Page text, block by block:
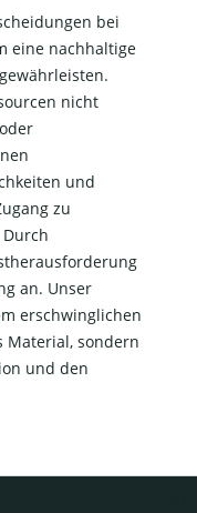
bei
eine nachhaltige
nicht
und
zu
an. Unser
erschwinglichen
Material, sondern
und den